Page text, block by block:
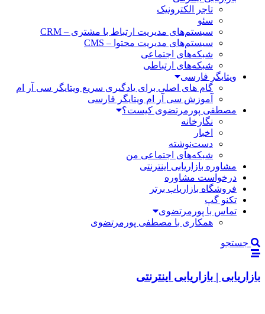
تاجر الکترونیک
سئو
سیستم‌های مدیریت ارتباط با مشتری – CRM
سیستم‌های مدیریت محتوا – CMS
شبکه‌های اجتماعی
شبکه‌های ارتباطی
ویتایگر فارسی
گام های اصلی برای یادگیری سریع ویتایگر سی آر ام
آموزش سی آر ام ویتایگر فارسی
مصطفی پورمرتضوی کیست؟
نگارخانه
اخبار
دست‌نوشته
شبکه‌های اجتماعی من
مشاوره بازاریابی اینترنتی
درخواست مشاوره
فروشگاه بازاریاب برتر
تکنو گپ
تماس با پورمرتضوی
همکاری با مصطفی پورمرتضوی
جستجو
بازاریابی | بازاریابی اینترنتی